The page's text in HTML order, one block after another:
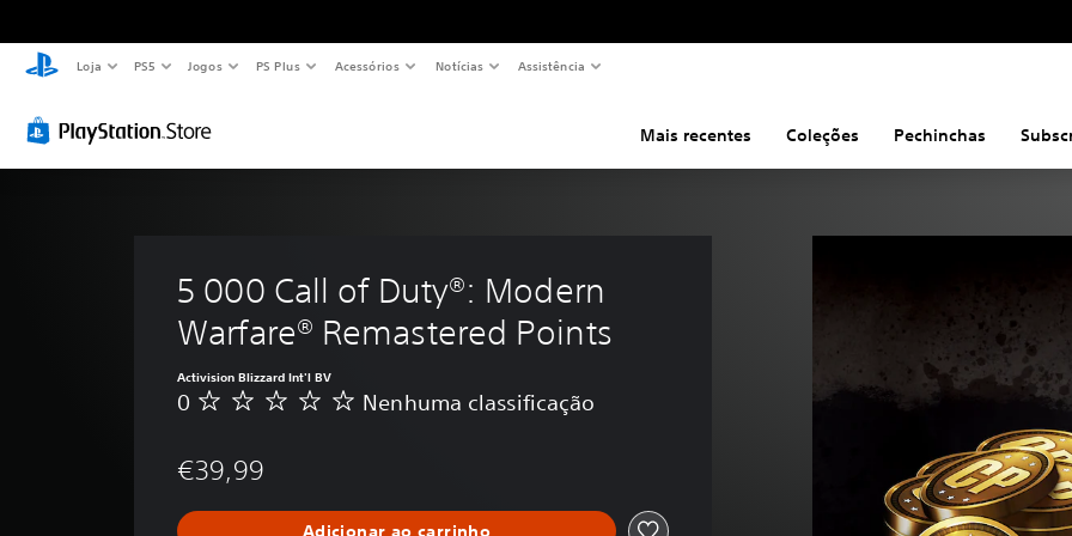
Loja PS5 Jogos PS Plus Acessórios Notícias Assistência
Mais recentes Coleções Pechinchas
5 000 Call of Duty®: Modern
Warfare® Remastered Points
Activision Blizzard Int'l BV
N
h
m
0 Nenhuma classificação
€39,99
Adicionar ao carrinho